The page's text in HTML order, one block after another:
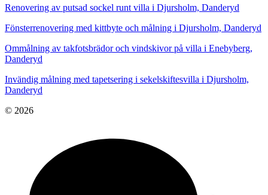
Renovering av putsad sockel runt villa i Djursholm, Danderyd
Fönsterrenovering med kittbyte och målning i Djursholm, Danderyd
Ommålning av takfotsbrädor och vindskivor på villa i Enebyberg,
Danderyd
Invändig målning med tapetsering i sekelskiftesvilla i Djursholm,
Danderyd
© 2026